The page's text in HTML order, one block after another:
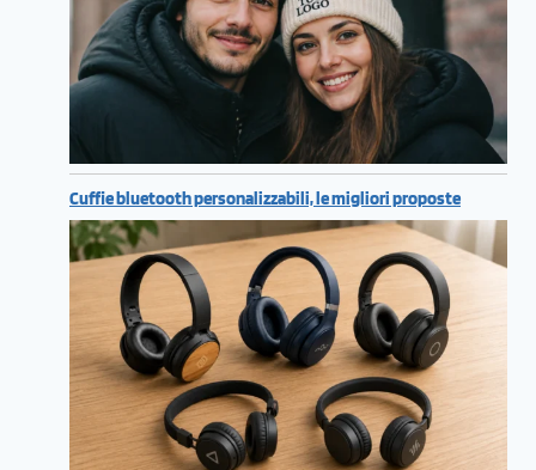
Cuffie bluetooth personalizzabili, le migliori proposte